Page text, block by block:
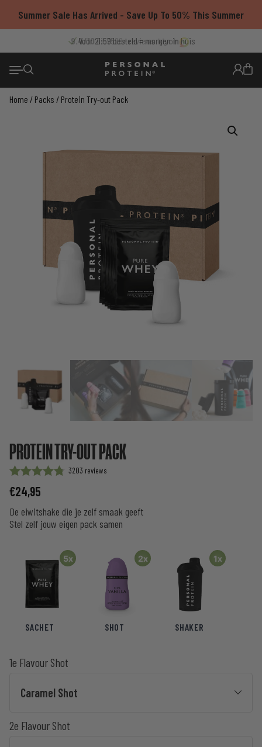
Summer Sale Has Arrived - Save Up To 50% This Summer
9.4/10uit 7500+ reviews
Gratis verzending vanaf €55
Thuisbezorgd met PostNL
Voor 21:59 besteld = morgen in huis
Home / Packs / Protein Try-out Pack
PROTEIN TRY-OUT PACK
Waardering
op 5
gebaseerd
op
klantbeoordelingen
3203
€24,95
De eiwitshake die je zelf smaak geeft
Stel zelf jouw eigen pack samen
5x
SACHET
2x
SHOT
1x
SHAKER
1e Flavour Shot
Caramel Shot
2e Flavour Shot